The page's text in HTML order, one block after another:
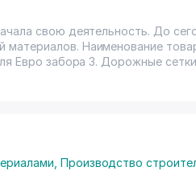
До сегодняшнего дня, мы
материалов. Наименование
4. Кирпичные сетки 5.
Производство